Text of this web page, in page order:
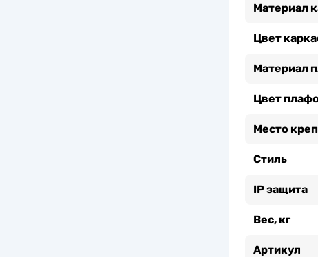
Материал
Цвет
Материал
Цвет
Место
Стиль
IP защита
Вес, кг
Артикул